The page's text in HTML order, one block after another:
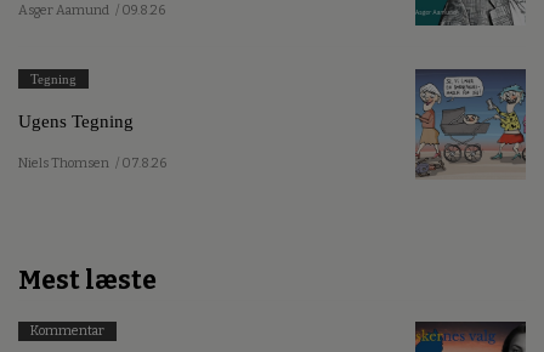
Asger Aamund / 09.8.26
Tegning
Ugens Tegning
Niels Thomsen / 07.8.26
Mest læste
Kommentar